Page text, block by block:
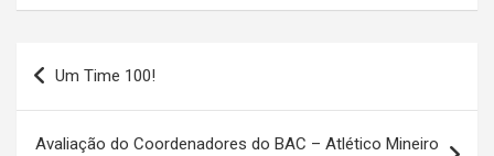
Navegação
de
Post
Um Time 100!
Avaliação do Coordenadores do BAC – Atlético Mineiro